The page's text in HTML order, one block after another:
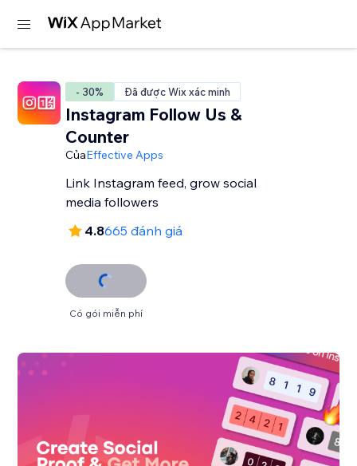
- 30% Đã được Wix xác minh
Instagram Follow Us &
Counter
CủaEffective Apps
Link Instagram feed, grow social
media followers
4.8665 đánh giá
Có gói miễn phí